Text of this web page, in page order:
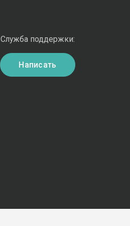
Служба поддержки:
Написать